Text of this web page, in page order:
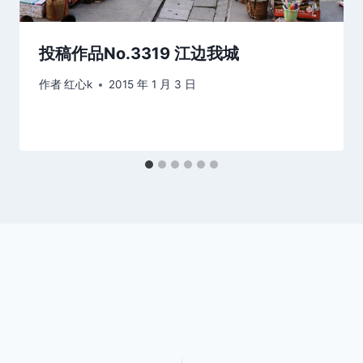
投稿作品No.3319 江边我城
作者红心k 2015 年 1 月 3 日